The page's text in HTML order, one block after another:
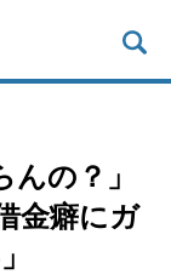
んの？」
金癖にガ